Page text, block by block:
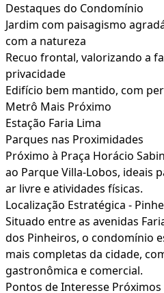
Destaques do Condomínio
Jardim com paisagismo
com a natureza
Recuo frontal, valorizando a
privacidade
Edifício bem mantido, com
Metrô Mais Próximo
Estação Faria Lima
Parques nas Proximidades
Próximo à Praça Horácio
ao Parque Villa-Lobos, ideais
ar livre e atividades físicas.
Localização Estratégica -
Situado entre as avenidas
dos Pinheiros, o condomínio
mais completas da cidade,
gastronômica e comercial.
Pontos de Interesse Próximos